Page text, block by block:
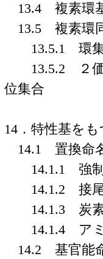
13.4 複素環
13.5 複素環
13.5.1 環集
13.5.2 ２価
位集合
14．特性基を
14.1 置換命
14.1.1 強制
14.1.2 接尾
14.1.3 炭素
14.1.4 アミ
14.2 基官能